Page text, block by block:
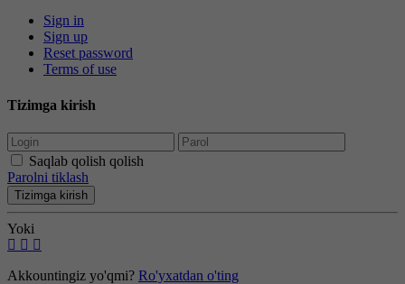
Sign in
Sign up
Reset password
Terms of use
Tizimga kirish
Saqlab qolish qolish
Parolni tiklash
Tizimga kirish
Yoki
Akkountingiz yo'qmi? Ro'yxatdan o'ting